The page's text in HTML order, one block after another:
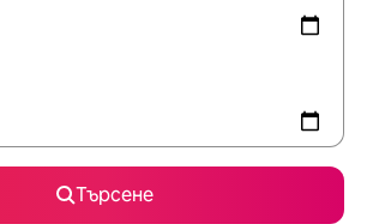
Търсене